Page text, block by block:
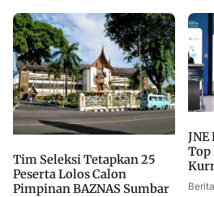
Tim Seleksi Tetapkan 25
Peserta Lolos Calon
Pimpinan BAZNAS Sumbar
JNE
Top
Berita